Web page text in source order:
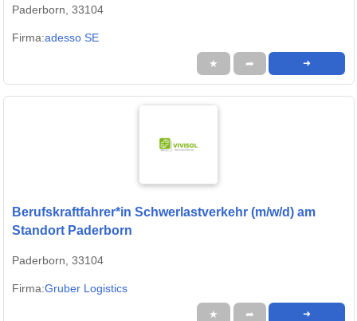
Paderborn, 33104
Firma:adesso SE
★ ➦ ➜
Berufskraftfahrer*in Schwerlastverkehr (m/w/d) am
Standort Paderborn
Paderborn, 33104
Firma:Gruber Logistics
★ ➦ ➜